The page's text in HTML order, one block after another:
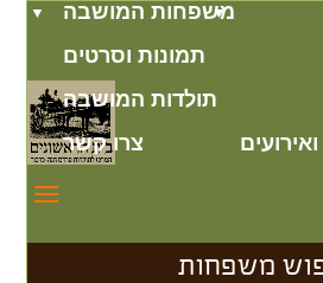
משפחות המושבה
תמונות וסרטים
תולדות המושבה
צרו קשר
משפחות